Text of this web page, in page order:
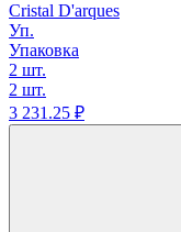
Cristal D'arques
Уп.
Упаковка
2 шт.
2 шт.
3 231.25 ₽